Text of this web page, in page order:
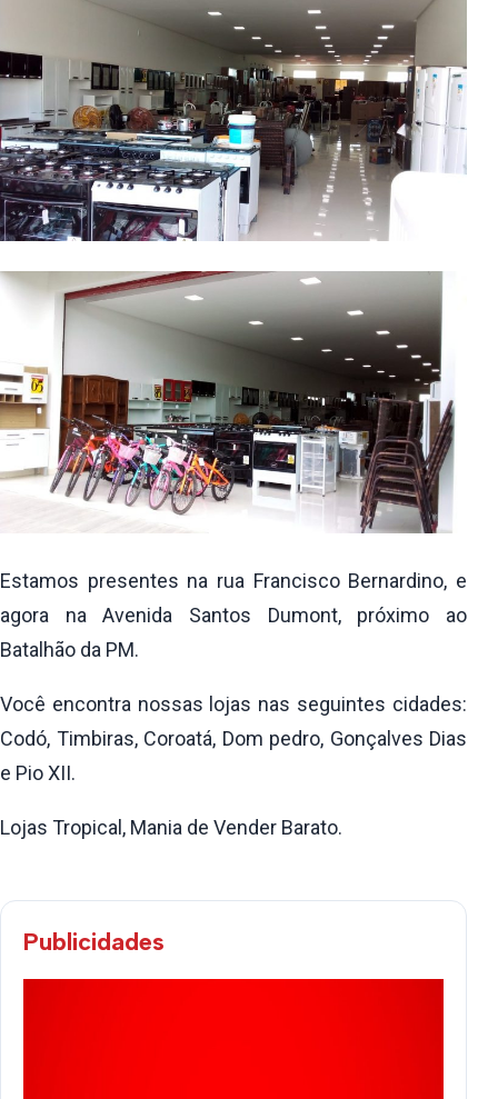
Estamos presentes na rua Francisco Bernardino, e
agora na Avenida Santos Dumont, próximo ao
Batalhão da PM.
Você encontra nossas lojas nas seguintes cidades:
Codó, Timbiras, Coroatá, Dom pedro, Gonçalves Dias
e Pio XII.
Lojas Tropical, Mania de Vender Barato.
Publicidades